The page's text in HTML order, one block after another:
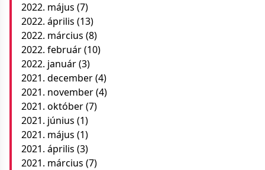
2022. május (7)
2022. április (13)
2022. március (8)
2022. február(10)
2022. január(3)
2021. december(4)
2021. november(4)
2021. október(7)
2021. június (1)
2021. május (1)
2021. április (3)
2021. március (7)